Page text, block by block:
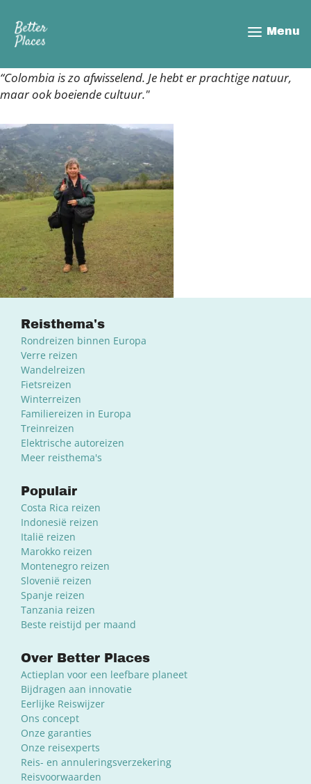
naar
inhoud
gaan
Menu
“Colombia is zo afwisselend. Je hebt er prachtige natuur,
maar ook boeiende cultuur."
Reisthema's
Rondreizen binnen Europa
Verre reizen
Wandelreizen
Fietsreizen
Winterreizen
Familiereizen in Europa
Treinreizen
Elektrische autoreizen
Meer reisthema's
Populair
Costa Rica reizen
Indonesië reizen
Italië reizen
Marokko reizen
Montenegro reizen
Slovenië reizen
Spanje reizen
Tanzania reizen
Beste reistijd per maand
Over Better Places
Actieplan voor een leefbare planeet
Bijdragen aan innovatie
Eerlijke Reiswijzer
Ons concept
Onze garanties
Onze reisexperts
Reis- en annuleringsverzekering
Reisvoorwaarden